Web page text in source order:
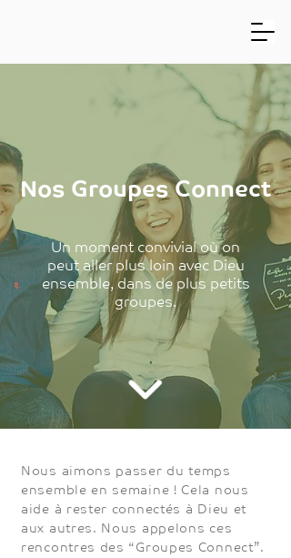
Nos Groupes Connect
Un moment convivial où on
peut aller plus loin avec Dieu
ensemble, dans de plus petits
groupes.
Nous aimons passer du temps
ensemble en semaine ! Cela nous
aide à rester connectés à Dieu et
aux autres. Nous appelons ces
rencontres des “Groupes Connect”.